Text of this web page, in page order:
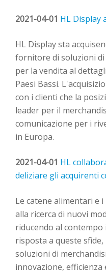
2021-04-01 HL Display
HL Display sta
fornitore di soluzioni di
per la vendita al
Paesi Bassi.
con i clienti che la
leader per il
comunicazione per i
in Europa.
2021-04-01 HL
deliziare gli acquirenti
Le catene alimentari e
alla ricerca di nuovi
riducendo al contempo
risposta a queste
soluzioni di
innovazione, efficienza